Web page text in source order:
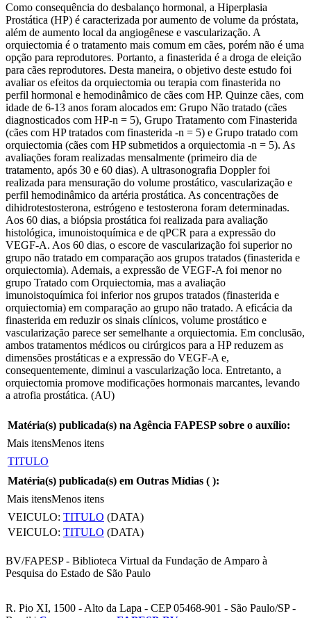
Como consequência do desbalanço hormonal, a Hiperplasia
Prostática (HP) é caracterizada por aumento de volume da próstata,
além de aumento local da angiogênese e vascularização. A
orquiectomia é o tratamento mais comum em cães, porém não é uma
opção para reprodutores. Portanto, a finasterida é a droga de eleição
para cães reprodutores. Desta maneira, o objetivo deste estudo foi
avaliar os efeitos da orquiectomia ou terapia com finasterida no
perfil hormonal e hemodinâmico de cães com HP. Quinze cães, com
idade de 6-13 anos foram alocados em: Grupo Não tratado (cães
diagnosticados com HP-n = 5), Grupo Tratamento com Finasterida
(cães com HP tratados com finasterida -n = 5) e Grupo tratado com
orquiectomia (cães com HP submetidos a orquiectomia -n = 5). As
avaliações foram realizadas mensalmente (primeiro dia de
tratamento, após 30 e 60 dias). A ultrasonografia Doppler foi
realizada para mensuração do volume prostático, vascularização e
perfil hemodinâmico da artéria prostática. As concentrações de
dihidrotestosterona, estrógeno e testosterona foram determinadas.
Aos 60 dias, a biópsia prostática foi realizada para avaliação
histológica, imunoistoquímica e de qPCR para a expressão do
VEGF-A. Aos 60 dias, o escore de vascularização foi superior no
grupo não tratado em comparação aos grupos tratados (finasterida e
orquiectomia). Ademais, a expressão de VEGF-A foi menor no
grupo Tratado com Orquiectomia, mas a avaliação
imunoistoquímica foi inferior nos grupos tratados (finasterida e
orquiectomia) em comparação ao grupo não tratado. A eficácia da
finasterida em reduzir os sinais clínicos, volume prostático e
vascularização parece ser semelhante a orquiectomia. Em conclusão,
ambos tratamentos médicos ou cirúrgicos para a HP reduzem as
dimensões prostáticas e a expressão do VEGF-A e,
consequentemente, diminui a vascularização loca. Entretanto, a
orquiectomia promove modificações hormonais marcantes, levando
a atrofia prostática. (AU)
Matéria(s) publicada(s) na Agência FAPESP sobre o auxílio:
Mais itensMenos itens
TITULO
Matéria(s) publicada(s) em Outras Mídias ( ):
Mais itensMenos itens
VEICULO: TITULO (DATA)
VEICULO: TITULO (DATA)
BV/FAPESP - Biblioteca Virtual da Fundação de Amparo à
Pesquisa do Estado de São Paulo
R. Pio XI, 1500 - Alto da Lapa - CEP 05468-901 - São Paulo/SP -